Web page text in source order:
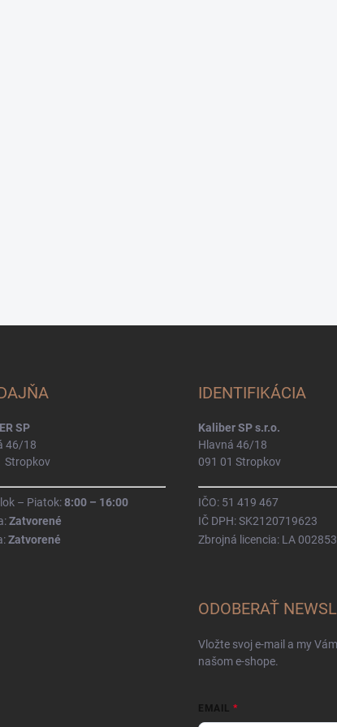
SP
46/18
Stropkov
– Piatok:8:00 – 16:00
Zatvorené
Zatvorené
IDENTIFIKÁCIA
Kaliber SP s.r.o.
Hlavná 46/18
091 01 Stropkov
IČO: 51 419 467
IČ DPH: SK2120719623
Zbrojná licencia: LA 002853
ODOBERAŤ
Vložte svoj e-mail a my
našom e-shope.
EMAIL